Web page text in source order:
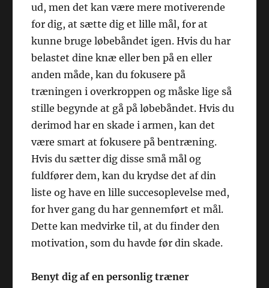
ud, men det kan være mere motiverende
for dig, at sætte dig et lille mål, for at
kunne bruge løbebåndet igen. Hvis du har
belastet dine knæ eller ben på en eller
anden måde, kan du fokusere på
træningen i overkroppen og måske lige så
stille begynde at gå på løbebåndet. Hvis du
derimod har en skade i armen, kan det
være smart at fokusere på bentræning.
Hvis du sætter dig disse små mål og
fuldfører dem, kan du krydse det af din
liste og have en lille succesoplevelse med,
for hver gang du har gennemført et mål.
Dette kan medvirke til, at du finder den
motivation, som du havde før din skade.
Benyt dig af en personlig træner